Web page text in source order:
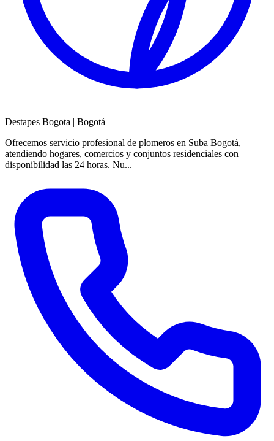
Destapes Bogota | Bogotá
Ofrecemos servicio profesional de plomeros en Suba Bogotá,
atendiendo hogares, comercios y conjuntos residenciales con
disponibilidad las 24 horas. Nu...